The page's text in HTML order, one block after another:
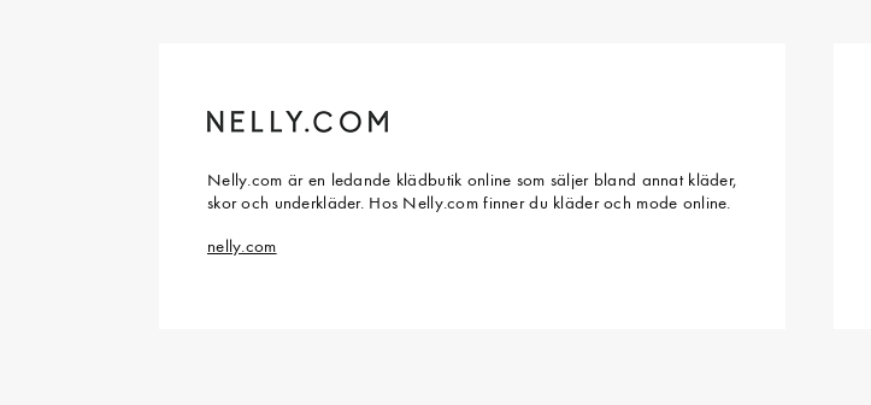
Nelly.com är en ledande klädbutik online som säljer bland annat kläder,
skor och underkläder. Hos Nelly.com finner du kläder och mode online.
nelly.com